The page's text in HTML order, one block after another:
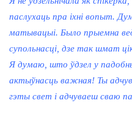
паслухаць пра іхні вопыт.
матывацыі. Было прыемна
супольнасці, дзе так шмат
Я думаю, што ўдзел у
актыўнасць важная! Ты
гэты свет і адчуваеш сваю